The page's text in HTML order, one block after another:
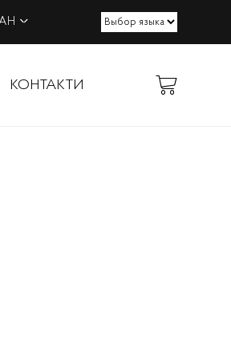
КОНТАКТИ